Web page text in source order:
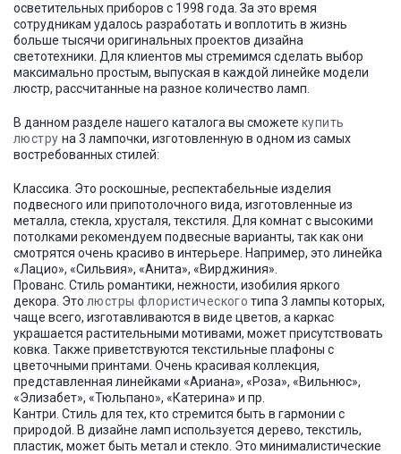
осветительных приборов с 1998 года. За это время
сотрудникам удалось разработать и воплотить в жизнь
больше тысячи оригинальных проектов дизайна
светотехники. Для клиентов мы стремимся сделать выбор
максимально простым, выпуская в каждой линейке модели
люстр, рассчитанные на разное количество ламп.
В данном разделе нашего каталога вы сможете купить
люстру на 3 лампочки, изготовленную в одном из самых
востребованных стилей:
Классика. Это роскошные, респектабельные изделия
подвесного или припотолочного вида, изготовленные из
металла, стекла, хрусталя, текстиля. Для комнат с высокими
потолками рекомендуем подвесные варианты, так как они
смотрятся очень красиво в интерьере. Например, это линейка
«Лацио», «Сильвия», «Анита», «Вирджиния».
Прованс. Стиль романтики, нежности, изобилия яркого
декора. Это люстры флористического типа 3 лампы которых,
чаще всего, изготавливаются в виде цветов, а каркас
украшается растительными мотивами, может присутствовать
ковка. Также приветствуются текстильные плафоны с
цветочными принтами. Очень красивая коллекция,
представленная линейками «Ариана», «Роза», «Вильнюс»,
«Элизабет», «Тюльпано», «Катерина» и пр.
Кантри. Стиль для тех, кто стремится быть в гармонии с
природой. В дизайне ламп используется дерево, текстиль,
пластик, может быть метал и стекло. Это минималистические